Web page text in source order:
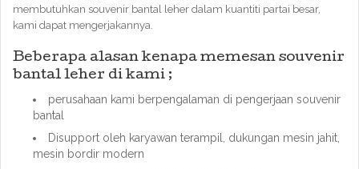
membutuhkan souvenir bantal leher dalam kuantiti partai besar,
kami dapat mengerjakannya.
Beberapa alasan kenapa memesan souvenir
bantal leher di kami ;
perusahaan kami berpengalaman di pengerjaan souvenir
bantal
Disupport oleh karyawan terampil, dukungan mesin jahit,
mesin bordir modern